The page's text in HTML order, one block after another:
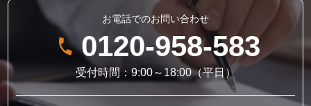
お電話でのお問い合わせ
0120-958-583
受付時間：9:00～18:00（平日）